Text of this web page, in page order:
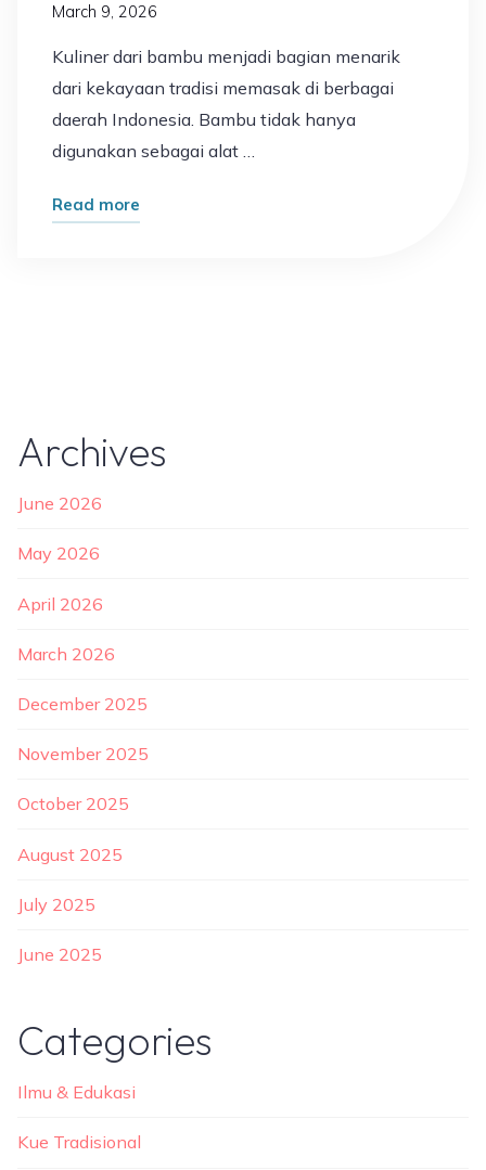
March 9, 2026
Kuliner dari bambu menjadi bagian menarik
dari kekayaan tradisi memasak di berbagai
daerah Indonesia. Bambu tidak hanya
digunakan sebagai alat …
Read more
Menggoda"
Archives
June 2026
May 2026
April 2026
March 2026
December 2025
November 2025
October 2025
August 2025
July 2025
June 2025
Categories
Ilmu & Edukasi
Kue Tradisional